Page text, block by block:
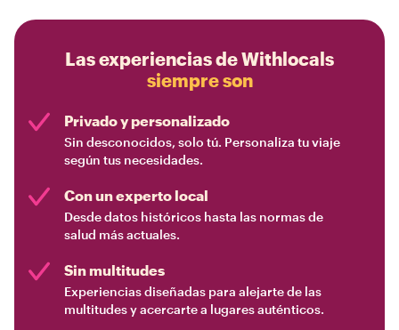
Las experiencias de Withlocals
siempre son
Privado y personalizado
Sin desconocidos, solo tú. Personaliza tu viaje
según tus necesidades.
Con un experto local
Desde datos históricos hasta las normas de
salud más actuales.
Sin multitudes
Experiencias diseñadas para alejarte de las
multitudes y acercarte a lugares auténticos.